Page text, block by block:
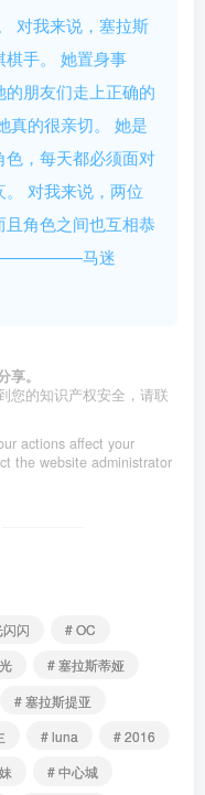
对我来说，塞拉斯
手。 她置身事
朋友们走上正确的
真的很亲切。 她是
，每天都必须面对
对我来说，两位
角色之间也互相恭
马迷
。
您的知识产权安全，请联
actions affect your
the website administrator
闪
# OC
# 塞拉斯蒂娅
# 塞拉斯提亚
# luna
# 2016
# 中心城